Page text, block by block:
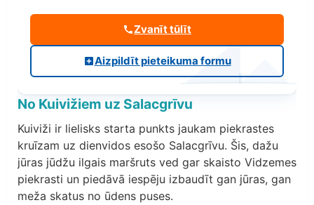
Zvanīt tūlīt
Aizpildīt pieteikuma formu
No Kuivižiem uz Salacgrīvu
Kuiviži ir lielisks starta punkts jaukam piekrastes
kruīzam uz dienvidos esošo Salacgrīvu. Šis, dažu
jūras jūdžu ilgais maršruts ved gar skaisto Vidzemes
piekrasti un piedāvā iespēju izbaudīt gan jūras, gan
meža skatus no ūdens puses.